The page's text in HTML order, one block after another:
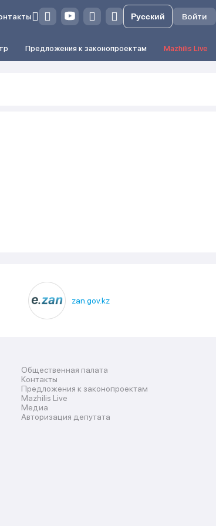
Войти
Предложения к законопроектам Mazhilis Live
zan.gov.kz
Общественная палата
Контакты
Предложения к законопроектам
Mazhilis Live
Медиа
Авторизация депутата